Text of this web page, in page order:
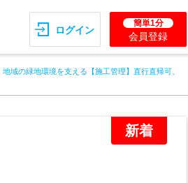
ログイン
簡単1分
会員登録
地域の緑地環境を支える【施工管理】直行直帰可、
新着